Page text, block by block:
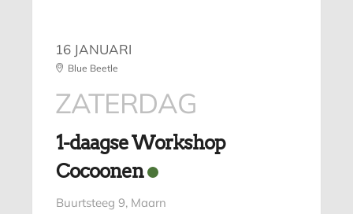
16 JANUARI
Blue Beetle
ZATERDAG
1-daagse Workshop
Cocoonen
Buurtsteeg 9, Maarn